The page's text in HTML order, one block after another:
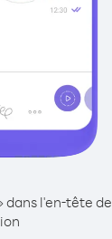
dans l'en-tête de